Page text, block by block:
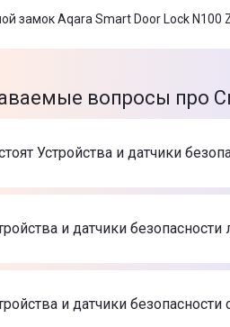
замок Aqara Smart Door Lock N100
вопросы про
Устройства и датчики
в категории Устройства
природного газа Aqara JT-
Aqara FP1E
- 2 899 ₴
и датчики
Устройства и датчики
природного газа Aqara JT-
и датчики